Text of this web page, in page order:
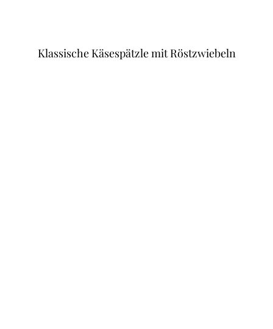
Klassische Käsespätzle mit Röstzwiebeln